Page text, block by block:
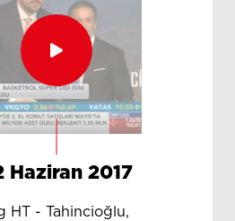
Haziran 2017
HT - Tahincioğlu,